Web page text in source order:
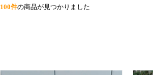
100件の商品が見つかりました